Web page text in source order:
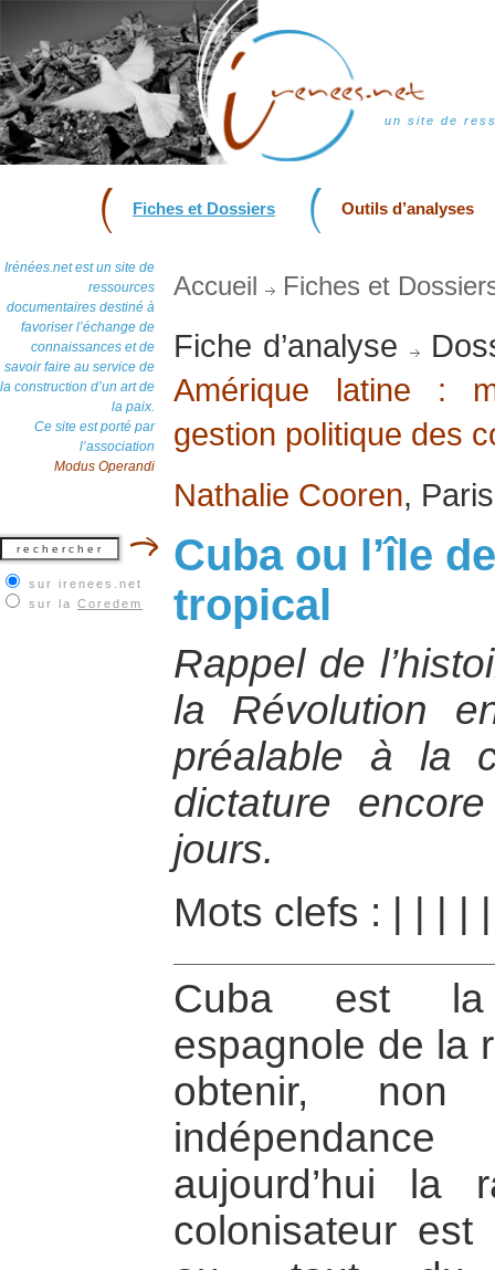
un site de
Fiches et Dossiers Outils d’analyses
Irénées.net est un site de
ressources
documentaires destiné à
favoriser l’échange de
connaissances et de
savoir faire au service de
la construction d’un art de
la paix.
Ce site est porté par
l’association
Modus Operandi
sur irenees.net
sur la Coredem
Accueil Fiches et
Fiche d’analyse
Amérique latine :
gestion politique des
Nathalie Cooren,
Cuba ou l’île
tropical
Rappel de
la Révolution
préalable à la
dictature
jours.
Mots clefs :
Cuba est la
espagnole de la
obtenir,
aujourd’hui la
colonisateur est